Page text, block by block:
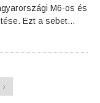
M6-os és
Ezt a sebet...
›